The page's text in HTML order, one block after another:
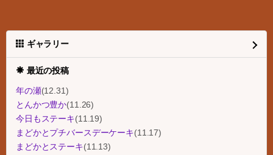
ギャラリー
最近の投稿
年の瀬(12.31)
とんかつ豊か(11.26)
今日もステーキ(11.19)
まどかとプチバースデーケーキ(11.17)
まどかとステーキ(11.13)